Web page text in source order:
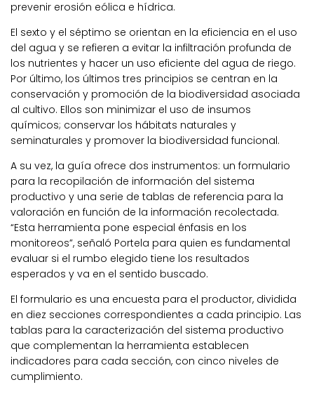
prevenir erosión eólica e hídrica.
El sexto y el séptimo se orientan en la eficiencia en el uso
del agua y se refieren a evitar la infiltración profunda de
los nutrientes y hacer un uso eficiente del agua de riego.
Por último, los últimos tres principios se centran en la
conservación y promoción de la biodiversidad asociada
al cultivo. Ellos son minimizar el uso de insumos
químicos; conservar los hábitats naturales y
seminaturales y promover la biodiversidad funcional.
A su vez, la guía ofrece dos instrumentos: un formulario
para la recopilación de información del sistema
productivo y una serie de tablas de referencia para la
valoración en función de la información recolectada.
“Esta herramienta pone especial énfasis en los
monitoreos”, señaló Portela para quien es fundamental
evaluar si el rumbo elegido tiene los resultados
esperados y va en el sentido buscado.
El formulario es una encuesta para el productor, dividida
en diez secciones correspondientes a cada principio. Las
tablas para la caracterización del sistema productivo
que complementan la herramienta establecen
indicadores para cada sección, con cinco niveles de
cumplimiento.